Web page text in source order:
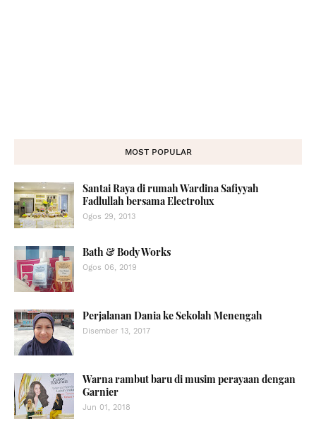
MOST POPULAR
Santai Raya di rumah Wardina Safiyyah
Fadlullah bersama Electrolux
Ogos 29, 2013
Bath & Body Works
Ogos 06, 2019
Perjalanan Dania ke Sekolah Menengah
Disember 13, 2017
Warna rambut baru di musim perayaan dengan
Garnier
Jun 01, 2018